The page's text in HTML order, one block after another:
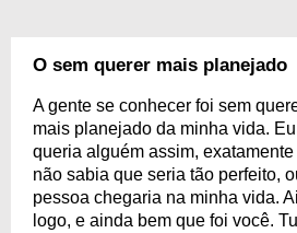
O sem querer mais planejado
A gente se conhecer foi sem
mais planejado da minha vida.
queria alguém assim,
não sabia que seria tão perfeito,
pessoa chegaria na minha vida.
logo, e ainda bem que foi você.